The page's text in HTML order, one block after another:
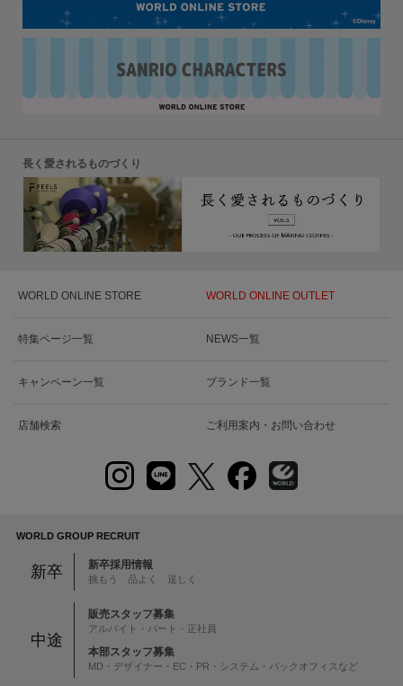
長く愛されるものづくり
WORLD ONLINE STORE WORLD ONLINE OUTLET
特集ページ一覧 NEWS一覧
キャンペーン一覧 ブランド一覧
店舗検索 ご利用案内・お問い合わせ
WORLD GROUP RECRUIT
新卒 新卒採用情報
挑もう 品よく 逞しく
中途
販売スタッフ募集
アルバイト・パート・正社員
本部スタッフ募集
MD・デザイナー・EC・PR・システム・バックオフィスなど